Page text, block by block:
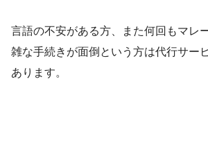
言語の不安がある方、また何回もマレ
雑な手続きが面倒という方は代行サー
あります。